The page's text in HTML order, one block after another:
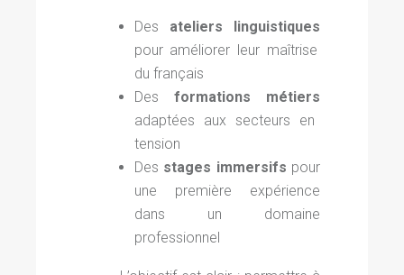
Des ateliers linguistiques
pour améliorer leur maîtrise
du français
Des formations métiers
adaptées aux secteurs en
tension
Des stages immersifs pour
une première expérience
dans un domaine
professionnel